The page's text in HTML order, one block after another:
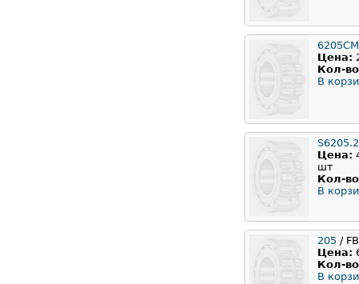
6205CM
Цена:
Кол-
В
Цена:
шт
Кол-
В
205 /
Цена:
Кол-
В